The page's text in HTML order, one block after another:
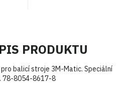
PRODUKTU
balicí stroje 3M-Matic. Speciální
78-8054-8617-8